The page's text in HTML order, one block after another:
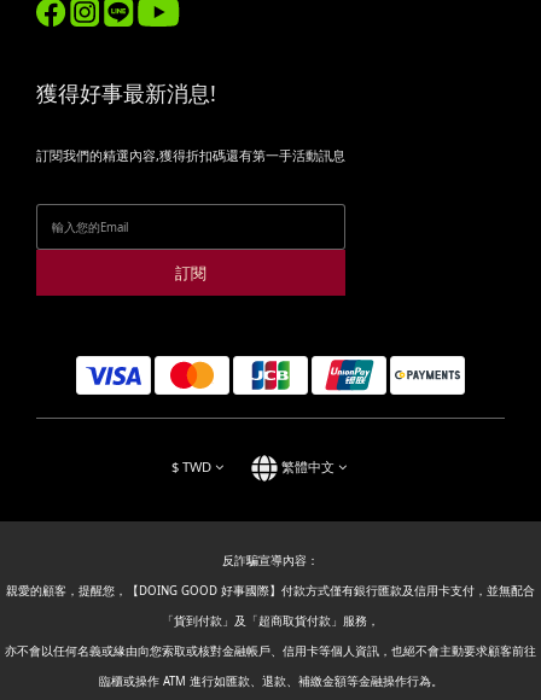
獲得好事最新消息!
訂閱我們的精選內容,獲得折扣碼還有第一手活動訊息
訂閱
$ TWD 繁體中文
反詐騙宣導內容：
親愛的顧客，提醒您，【DOING GOOD 好事國際】付款方式僅有銀行匯款及信用卡支付，並無配合
「貨到付款」及「超商取貨付款」服務，
亦不會以任何名義或緣由向您索取或核對金融帳戶、信用卡等個人資訊，也絕不會主動要求顧客前往
臨櫃或操作 ATM 進行如匯款、退款、補繳金額等金融操作行為。